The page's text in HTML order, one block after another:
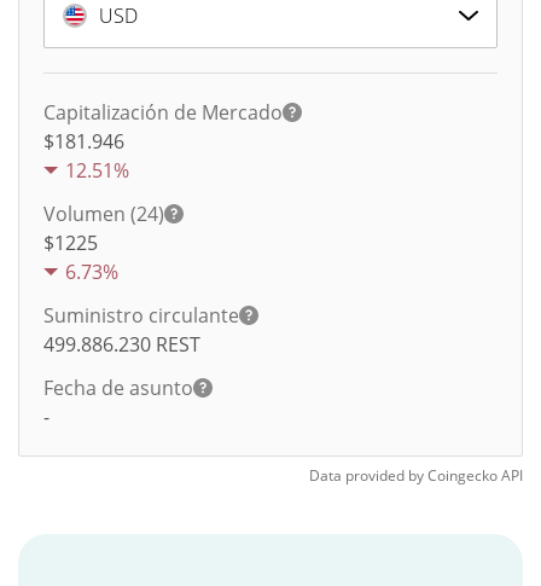
USD
Capitalización de Mercado
$181.946
12.51%
Volumen (24)
$1225
6.73%
Suministro circulante
499.886.230 REST
Fecha de asunto
-
Data provided byCoingeckoAPI